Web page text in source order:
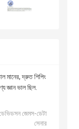
দ্রুত শিপিং
জ্ঞান ভাল ছিল.
ডেভিডসন জেমস-ডেটা
সেনার